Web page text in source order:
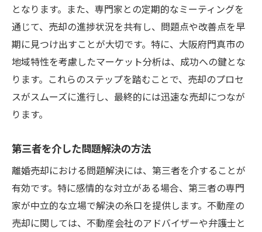
となります。また、専門家との定期的なミーティングを
通じて、売却の進捗状況を共有し、問題点や改善点を早
期に見つけ出すことが大切です。特に、大阪府門真市の
地域特性を考慮したマーケット分析は、成功への鍵とな
ります。これらのステップを踏むことで、売却のプロセ
スがスムーズに進行し、最終的には迅速な売却につなが
ります。
第三者を介した問題解決の方法
離婚売却における問題解決には、第三者を介することが
有効です。特に感情的な対立がある場合、第三者の専門
家が中立的な立場で解決の糸口を提供します。不動産の
売却に関しては、不動産会社のアドバイザーや弁護士と